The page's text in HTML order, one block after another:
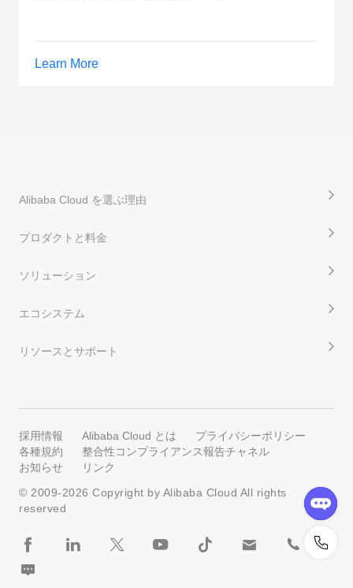
Learn More
Alibaba Cloud を選ぶ理由
プロダクトと料金
ソリューション
エコシステム
リソースとサポート
採用情報 Alibaba Cloud とは
プライバシーポリシー
各種規約
整合性コンプライアンス報告チャネル
お知らせ
リンク
© 2009-2026 Copyright by Alibaba Cloud All rights
reserved